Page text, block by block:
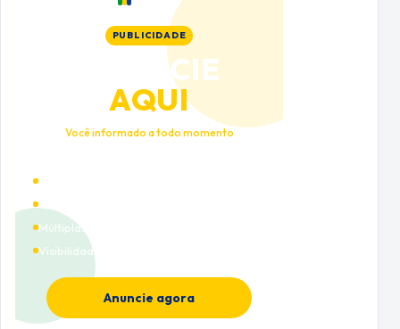
PUBLICIDADE
ANUNCIE
AQUI
Você informado a todo momento
Múltiplas categorias
Visibilidade premium
Anuncie agora